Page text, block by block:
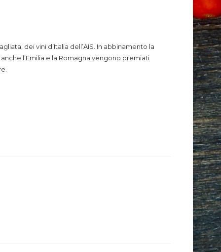
dei vini d’Italia dell’AIS. In abbinamento la
l’Emilia e la Romagna vengono premiati